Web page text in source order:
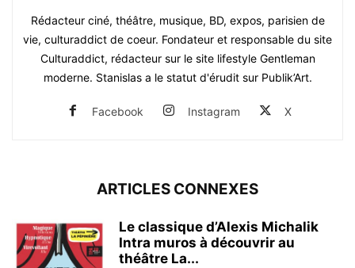
Rédacteur ciné, théâtre, musique, BD, expos, parisien de
vie, culturaddict de coeur. Fondateur et responsable du site
Culturaddict, rédacteur sur le site lifestyle Gentleman
moderne. Stanislas a le statut d'érudit sur Publik’Art.
Facebook Instagram X
ARTICLES CONNEXES
Le classique d’Alexis Michalik
Intra muros à découvrir au
théâtre La...